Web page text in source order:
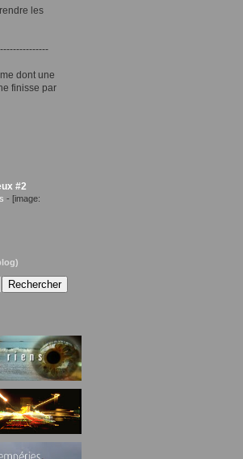
les
dont une
finisse par
#2
- [image: